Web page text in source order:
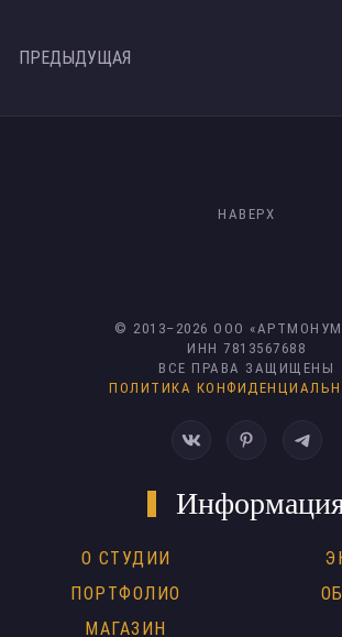
ПРЕДЫДУЩАЯ
НАВЕРХ
© 2013– 2026 ООО
ИНН 7813567688
ВСЕ ПРАВА ЗАЩИЩЕНЫ
ПОЛИТИКА
О СТУДИИ
ПОРТФОЛИО
МАГАЗИН